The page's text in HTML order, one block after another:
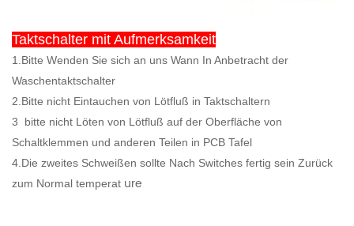
Taktschalter mit Aufmerksamkeit
1.Bitte Wenden Sie sich an uns Wann In Anbetracht der
Waschentaktschalter
2.Bitte nicht Eintauchen von Lötfluß in Taktschaltern
3
bitte nicht Löten von Lötfluß auf der Oberfläche von
Schaltklemmen und anderen Teilen in PCB Tafel
4.Die zweites Schweißen sollte Nach Switches fertig sein Zurück
zum Normal temperat ure